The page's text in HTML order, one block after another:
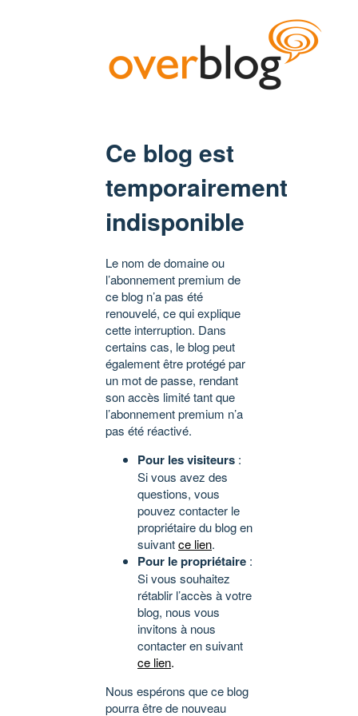
Ce blog est
temporairement
indisponible
Le nom de domaine ou
l’abonnement premium de
ce blog n’a pas été
renouvelé, ce qui explique
cette interruption. Dans
certains cas, le blog peut
également être protégé par
un mot de passe, rendant
son accès limité tant que
l’abonnement premium n’a
pas été réactivé.
Pour les visiteurs :
Si vous avez des
questions, vous
pouvez contacter le
propriétaire du blog en
suivantce lien.
Pour le propriétaire :
Si vous souhaitez
rétablir l’accès à votre
blog, nous vous
invitons à nous
contacter en suivant
ce lien.
Nous espérons que ce blog
pourra être de nouveau